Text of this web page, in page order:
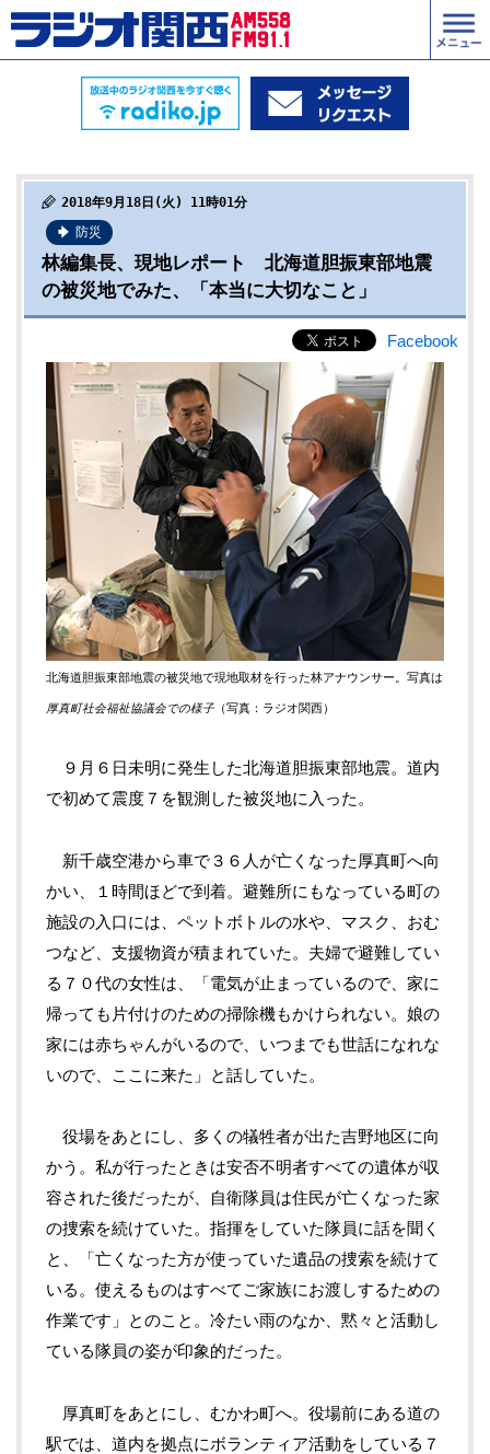
2018年9月18日(火) 11時01分
防災
林編集長、現地レポート 北海道胆振東部地震
の被災地でみた、「本当に大切なこと」
Facebook
北海道胆振東部地震の被災地で現地取材を行った林アナウンサー。写真は
厚真町社会福祉協議会での様子 （写真：ラジオ関西）
９月６日未明に発生した北海道胆振東部地震。道内
で初めて震度７を観測した被災地に入った。
新千歳空港から車で３６人が亡くなった厚真町へ向
かい、１時間ほどで到着。避難所にもなっている町の
施設の入口には、ペットボトルの水や、マスク、おむ
つなど、支援物資が積まれていた。夫婦で避難してい
る７０代の女性は、「電気が止まっているので、家に
帰っても片付けのための掃除機もかけられない。娘の
家には赤ちゃんがいるので、いつまでも世話になれな
いので、ここに来た」と話していた。
役場をあとにし、多くの犠牲者が出た吉野地区に向
かう。私が行ったときは安否不明者すべての遺体が収
容された後だったが、自衛隊員は住民が亡くなった家
の捜索を続けていた。指揮をしていた隊員に話を聞く
と、「亡くなった方が使っていた遺品の捜索を続けて
いる。使えるものはすべてご家族にお渡しするための
作業です」とのこと。冷たい雨のなか、黙々と活動し
ている隊員の姿が印象的だった。
厚真町をあとにし、むかわ町へ。役場前にある道の
駅では、道内を拠点にボランティア活動をしている７